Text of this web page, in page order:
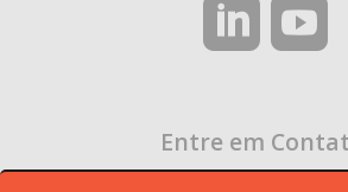
Entre em